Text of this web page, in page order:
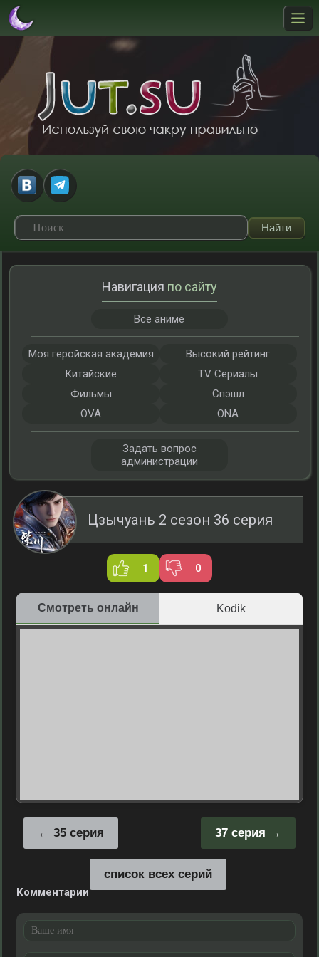
Цзычуань 2 сезон 36 серия
1 0
Смотреть онлайн Kodik
37 серия
35 серия
список всех серий
Комментарии
Навигация по сайту
Все аниме
Моя геройская академия
Высокий рейтинг
Китайские
TV Сериалы
Фильмы
Спэшл
OVA
ONA
Задать вопрос
администрации